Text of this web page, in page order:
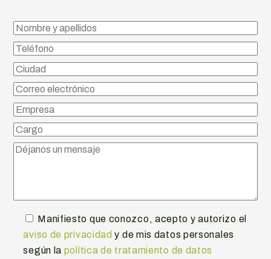
Manifiesto que conozco, acepto y autorizo el
aviso de privacidad y de mis datos personales
según la política de tratamiento de datos